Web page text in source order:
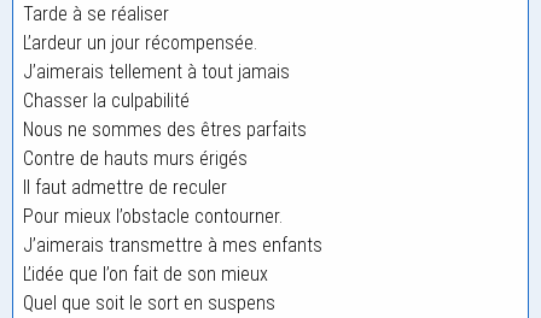
Tarde à se réaliser
L’ardeur un jour récompensée.
J’aimerais tellement à tout jamais
Chasser la culpabilité
Nous ne sommes des êtres parfaits
Contre de hauts murs érigés
Il faut admettre de reculer
Pour mieux l’obstacle contourner.
J’aimerais transmettre à mes enfants
L’idée que l’on fait de son mieux
Quel que soit le sort en suspens